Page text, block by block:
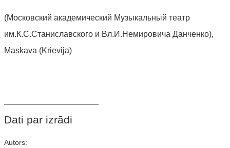
Dati par izrādi
Autors:
(Московский академический Музыкальный театр
им.К.С.Станиславского и Вл.И.Немировича Данченко),
Maskava (Krievija)